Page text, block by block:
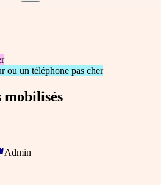
ou un téléphone pas cher
Admin